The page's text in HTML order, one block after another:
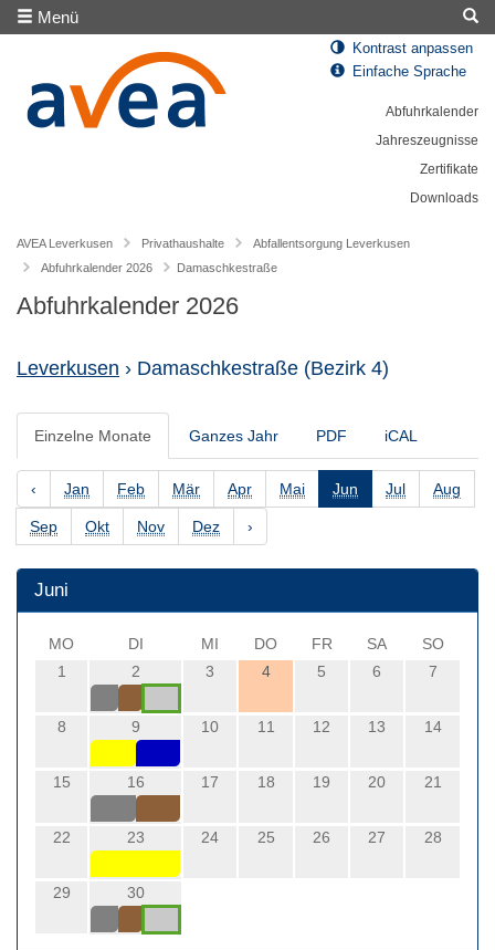
Menü
Kontrast anpassen
Einfache Sprache
Abfuhrkalender
Jahreszeugnisse
Zertifikate
Downloads
AVEA Leverkusen Privathaushalte
Abfallentsorgung Leverkusen
Abfuhrkalender 2026
Damaschkestraße
Abfuhrkalender 2026
Leverkusen › Damaschkestraße (Bezirk 4)
Einzelne Monate Ganzes Jahr PDF iCAL
‹ Jan Feb Mär Apr Mai Jun Jul Aug
Sep Okt Nov Dez ›
Juni
MO DI MI DO FR SA
SO
1
2 3 4 5 6 7
8 9 10 11 12 13 14
15 16 17 18 19 20 21
22 23 24 25 26 27 28
29 30